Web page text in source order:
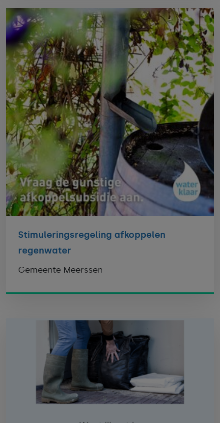
Stimuleringsregeling afkoppelen
regenwater
Gemeente Meerssen